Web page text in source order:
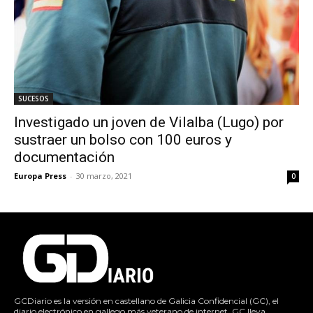
SUCESOS
Investigado un joven de Vilalba (Lugo) por
sustraer un bolso con 100 euros y
documentación
Europa Press - 30 marzo, 2021 0
GCDiario es la versión en castellano de Galicia Confidencial (GC), el